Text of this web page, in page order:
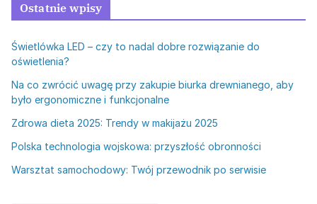
Ostatnie wpisy
Świetlówka LED – czy to nadal dobre rozwiązanie do
oświetlenia?
Na co zwrócić uwagę przy zakupie biurka drewnianego, aby
było ergonomiczne i funkcjonalne
Zdrowa dieta 2025: Trendy w makijażu 2025
Polska technologia wojskowa: przyszłość obronności
Warsztat samochodowy: Twój przewodnik po serwisie